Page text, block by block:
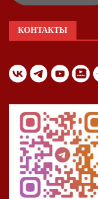
КОНТАКТЫ